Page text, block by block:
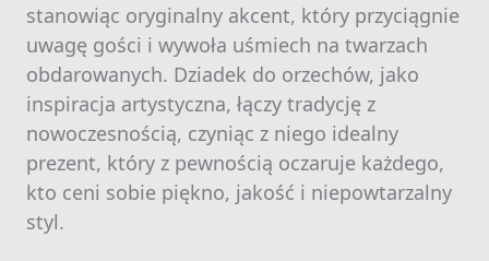
stanowiąc oryginalny akcent, który przyciągnie
uwagę gości i wywoła uśmiech na twarzach
obdarowanych. Dziadek do orzechów, jako
inspiracja artystyczna, łączy tradycję z
nowoczesnością, czyniąc z niego idealny
prezent, który z pewnością oczaruje każdego,
kto ceni sobie piękno, jakość i niepowtarzalny
styl.